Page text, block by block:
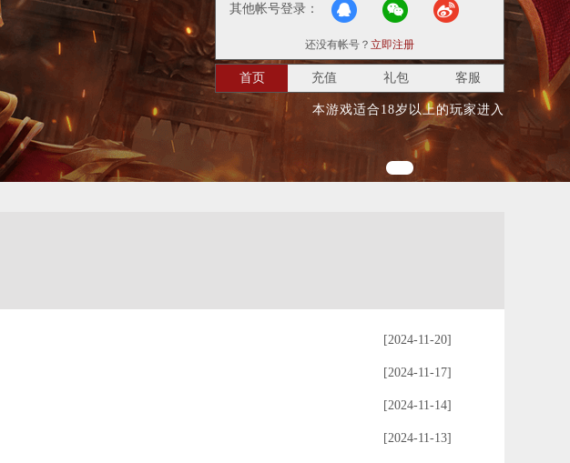
其他帐号登录：
还没有帐号？ 立即注册
首页 充值 礼包 客服
本游戏适合18岁以上的玩家进入
[2024-11-20]
[2024-11-17]
[2024-11-14]
[2024-11-13]